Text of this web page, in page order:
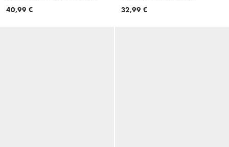
coordinato color cioccolato
40,99 €
32,99 €